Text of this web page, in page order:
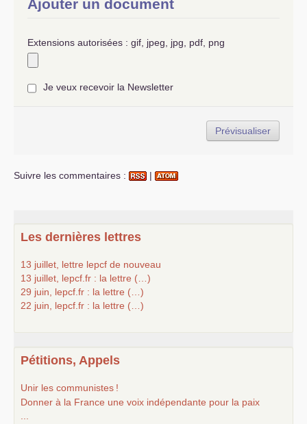
Ajouter un document
Extensions autorisées : gif, jpeg, jpg, pdf, png
Je veux recevoir la Newsletter
Suivre les commentaires : |
Les dernières lettres
13 juillet, lettre lepcf de nouveau
13 juillet, lepcf.fr : la lettre (…)
29 juin, lepcf.fr : la lettre (…)
22 juin, lepcf.fr : la lettre (…)
Pétitions, Appels
Unir les communistes !
Donner à la France une voix indépendante pour la paix